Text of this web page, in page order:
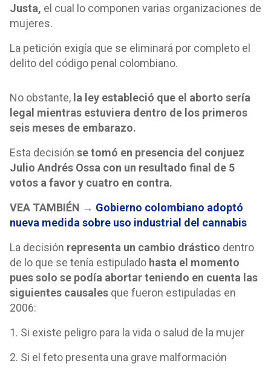
Justa, el cual lo componen varias organizaciones de
mujeres.
La petición exigía que se eliminará por completo el
delito del código penal colombiano.
No obstante, la ley estableció que el aborto sería
legal mientras estuviera dentro de los primeros
seis meses de embarazo.
Esta decisión se tomó en presencia del conjuez
Julio Andrés Ossa con un resultado final de 5
votos a favor y cuatro en contra.
VEA TAMBIÉN → Gobierno colombiano adoptó
nueva medida sobre uso industrial del cannabis
La decisión representa un cambio drástico dentro
de lo que se tenía estipulado hasta el momento
pues solo se podía abortar teniendo en cuenta las
siguientes causales que fueron estipuladas en
2006:
1. Si existe peligro para la vida o salud de la mujer
2. Si el feto presenta una grave malformación